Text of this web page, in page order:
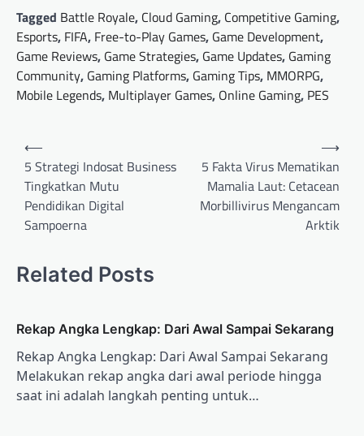
Tagged Battle Royale, Cloud Gaming, Competitive Gaming,
Esports, FIFA, Free-to-Play Games, Game Development,
Game Reviews, Game Strategies, Game Updates, Gaming
Community, Gaming Platforms, Gaming Tips, MMORPG,
Mobile Legends, Multiplayer Games, Online Gaming, PES
Post
navigation
⟵
5 Strategi Indosat Business
Tingkatkan Mutu
Pendidikan Digital
Sampoerna
5 Fakta Virus Mematikan
Mamalia Laut: Cetacean
Morbillivirus Mengancam
Arktik
⟶
Related Posts
Rekap Angka Lengkap: Dari Awal Sampai Sekarang
Rekap Angka Lengkap: Dari Awal Sampai Sekarang
Melakukan rekap angka dari awal periode hingga
saat ini adalah langkah penting untuk…